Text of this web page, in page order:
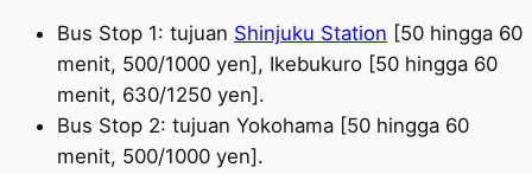
Bus Stop 1: tujuan Shinjuku Station [50 hingga 60
menit, 500/1000 yen], Ikebukuro [50 hingga 60
menit, 630/1250 yen].
Bus Stop 2: tujuan Yokohama [50 hingga 60
menit, 500/1000 yen].